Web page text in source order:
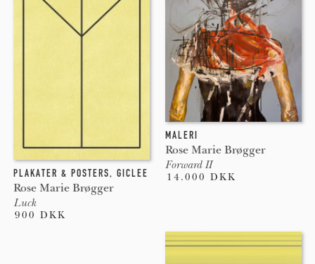
PLAKATER & POSTERS, GICLEE
Rose Marie Brøgger
Luck
900 DKK
MALERI
Rose Marie Brøgger
Forward II
14.000 DKK